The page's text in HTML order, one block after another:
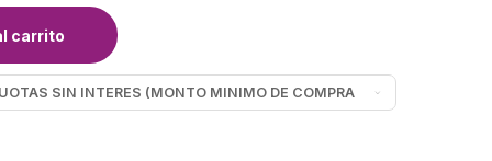
carrito